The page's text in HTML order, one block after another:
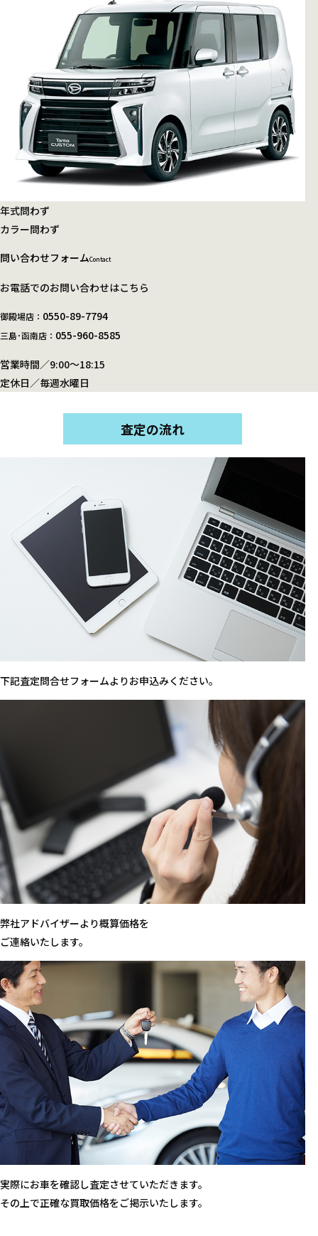
年式問わず
カラー問わず
問い合わせフォームContact
お電話でのお問い合わせはこちら
御殿場店： 0550-89-7794
三島･函南店： 055-960-8585
営業時間／9:00～18:15
定休日／毎週水曜日
査定の流れ
下記査定問合せフォームよりお申込みください。
弊社アドバイザーより概算価格を
ご連絡いたします。
実際にお車を確認し査定させていただきます。
その上で正確な買取価格をご掲示いたします。